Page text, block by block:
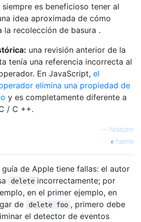
es beneficioso tener al
idea aproximada de cómo
la recolección de basura .
una revisión anterior de la
tenía una referencia incorrecta al
En JavaScript, el
elimina una propiedad de
y es completamente diferente a
/ C ++.
— Noldorin
fuente
guía de Apple tiene fallas: el autor
delete incorrectamente; por
en el primer ejemplo, en
de
delete foo , primero debe
el detector de eventos